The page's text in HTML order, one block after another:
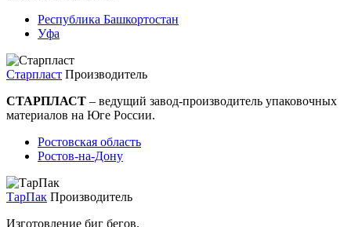
Республика Башкортостан
Уфа
Старпласт Производитель
СТАРПЛАСТ – ведущий завод-производитель упаковочных
материалов на Юге России.
Ростовская область
Ростов-на-Дону
ТарПак Производитель
Изготовление биг бегов.